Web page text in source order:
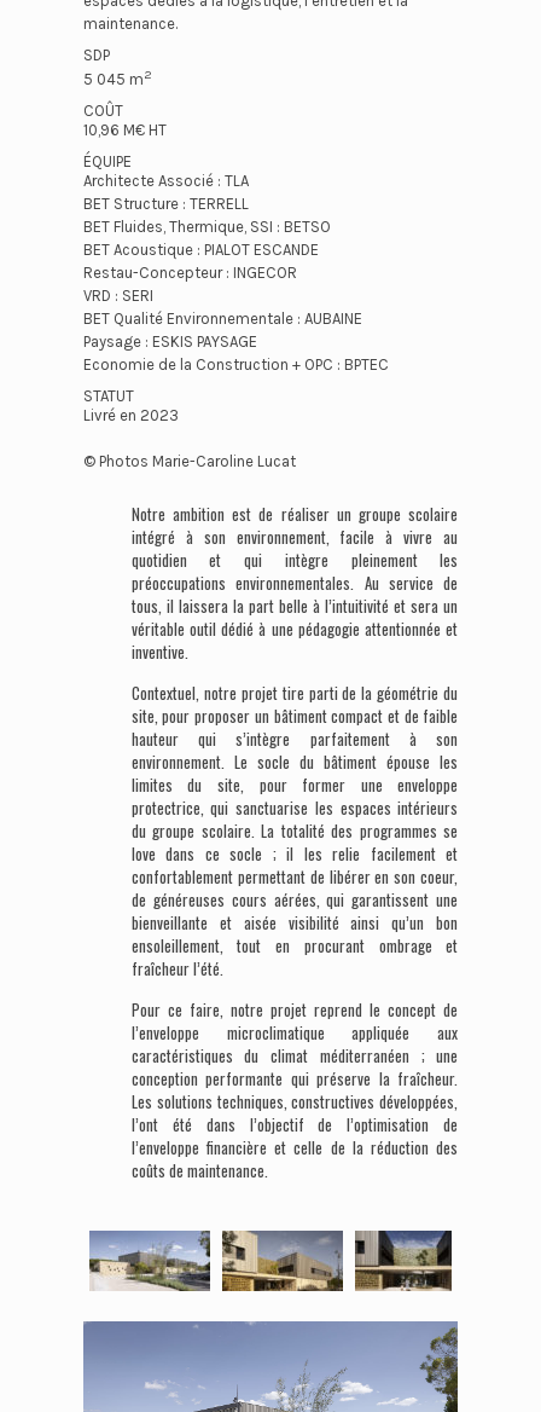
maintenance.
SDP
5 045 m2
COÛT
10,96 M€ HT
ÉQUIPE
Architecte Associé : TLA
BET Structure : TERRELL
BET Fluides, Thermique, SSI : BETSO
BET Acoustique : PIALOT ESCANDE
Restau-Concepteur : INGECOR
VRD : SERI
BET Qualité Environnementale : AUBAINE
Paysage : ESKIS PAYSAGE
Economie de la Construction + OPC : BPTEC
STATUT
Livré en 2023
© Photos Marie-Caroline Lucat
Notre ambition est de réaliser un groupe scolaire
intégré à son environnement, facile à vivre au
quotidien et qui intègre pleinement les
préoccupations environnementales. Au service de
tous, il laissera la part belle à l’intuitivité et sera un
véritable outil dédié à une pédagogie attentionnée et
inventive.
Contextuel, notre projet tire parti de la géométrie du
site, pour proposer un bâtiment compact et de faible
hauteur qui s’intègre parfaitement à son
environnement. Le socle du bâtiment épouse les
limites du site, pour former une enveloppe
protectrice, qui sanctuarise les espaces intérieurs
du groupe scolaire. La totalité des programmes se
love dans ce socle ; il les relie facilement et
confortablement permettant de libérer en son coeur,
de généreuses cours aérées, qui garantissent une
bienveillante et aisée visibilité ainsi qu’un bon
ensoleillement, tout en procurant ombrage et
fraîcheur l’été.
Pour ce faire, notre projet reprend le concept de
l’enveloppe microclimatique appliquée aux
caractéristiques du climat méditerranéen ; une
conception performante qui préserve la fraîcheur.
Les solutions techniques, constructives développées,
l’ont été dans l’objectif de l’optimisation de
l’enveloppe financière et celle de la réduction des
coûts de maintenance.